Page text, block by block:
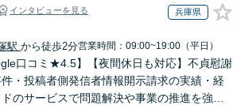
インタビューを見る 兵庫県
駅 から徒歩2分営業時間：09:00~19:00（平日）
口コミ★4.5】【夜間休日も対応】不貞慰謝
・投稿者側発信者情報開示請求の実績・経
のサービスで問題解決や事業の推進を強力